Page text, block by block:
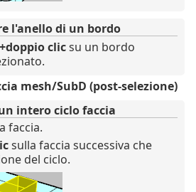
l'anello di un bordo
clicsu un bordo
mesh/SubD (post-selezione)
intero ciclo faccia
faccia.
sulla faccia successiva che
del ciclo.